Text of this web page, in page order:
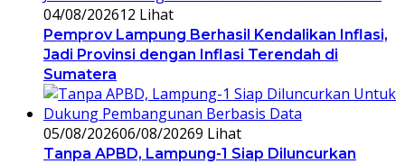
04/08/202612 Lihat
Pemprov Lampung Berhasil Kendalikan Inflasi,
Jadi Provinsi dengan Inflasi Terendah di
Sumatera
05/08/202606/08/20269 Lihat
Tanpa APBD, Lampung-1 Siap Diluncurkan